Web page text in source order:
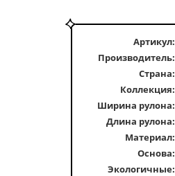
Артикул:
Производитель:
Страна:
Коллекция:
Ширина рулона:
Длина рулона:
Материал:
Основа:
Экологичные: